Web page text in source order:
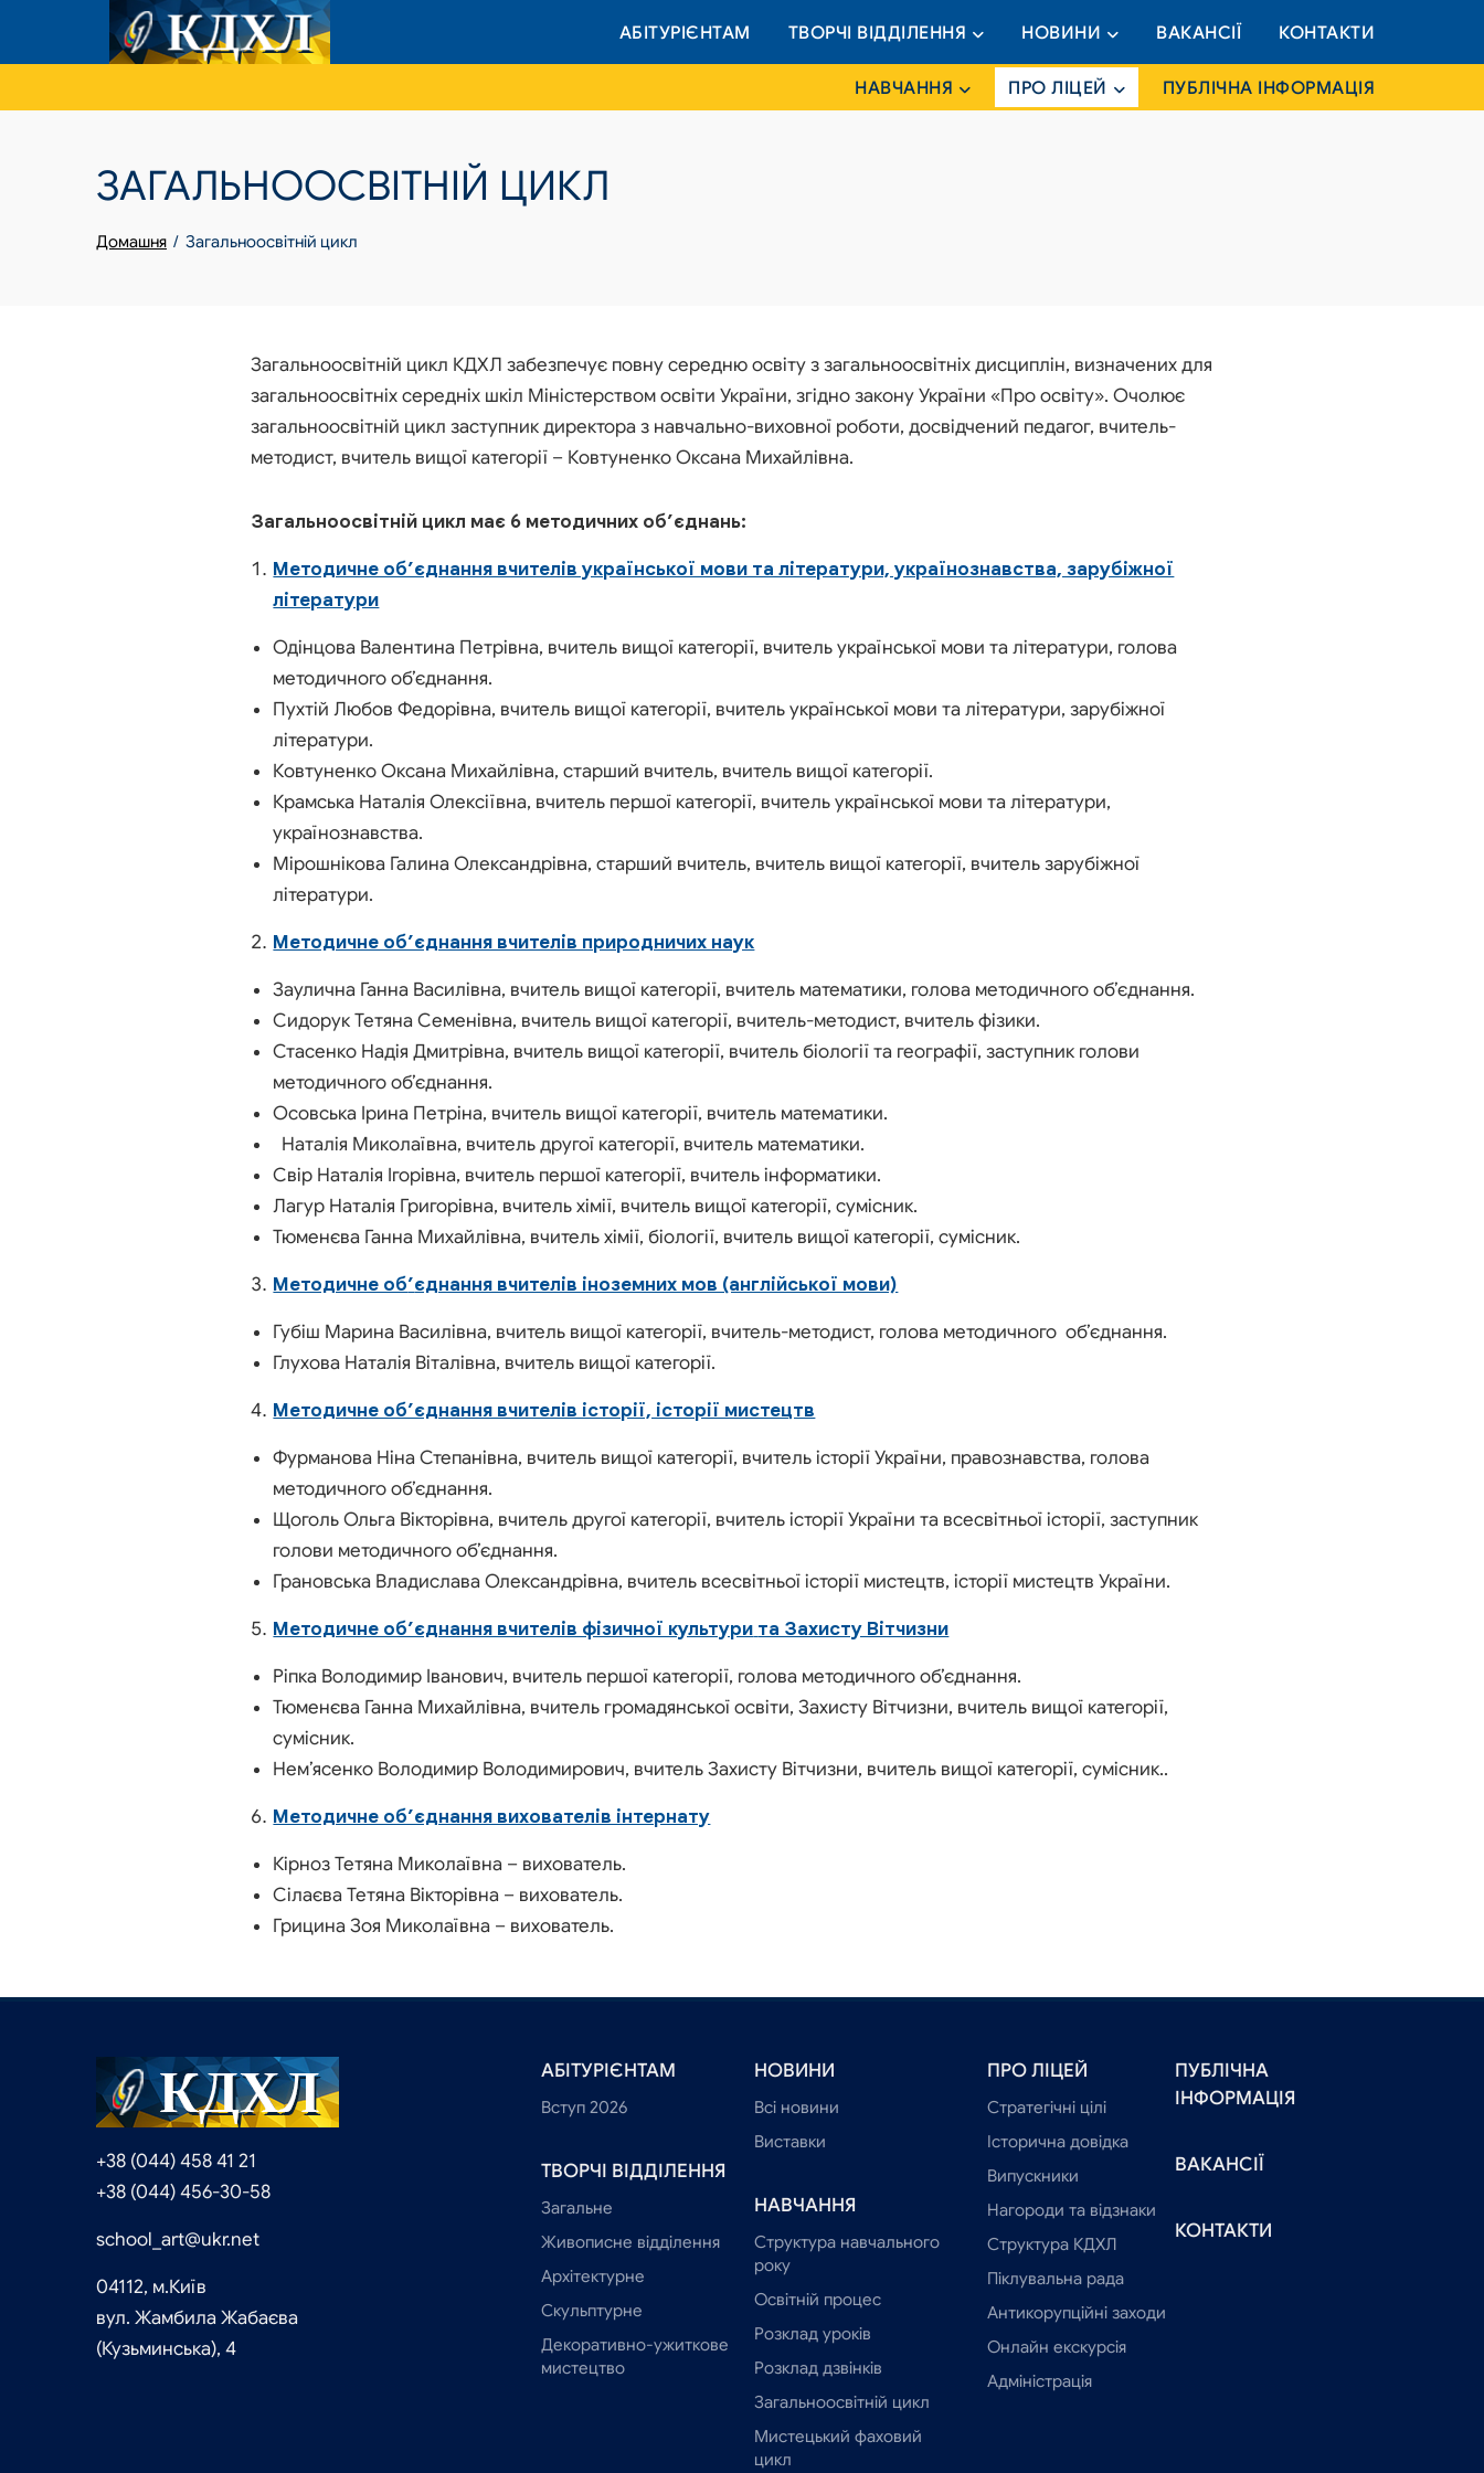
КОНТАКТИ
ВАКАНСІЇ
НОВИНИ
ТВОРЧІ ВІДДІЛЕННЯ
АБІТУРІЄНТАМ
ПУБЛІЧНА ІНФОРМАЦІЯ
ПРО ЛІЦЕЙ
НАВЧАННЯ
ЗАГАЛЬНООСВІТНІЙ ЦИКЛ
Домашня Загальноосвітній цикл
Загальноосвітній цикл КДХЛ забезпечує повну середню освіту з загальноосвітніх дисциплін, визначених для
загальноосвітніх середніх шкіл Міністерством освіти України, згідно закону України «Про освіту». Очолює
загальноосвітній цикл заступник директора з навчально-виховної роботи, досвідчений педагог, вчитель-
методист, вчитель вищої категорії – Ковтуненко Оксана Михайлівна.
Загальноосвітній цикл має 6 методичних об’єднань:
Методичне об’єднання вчителів української мови та літератури, українознавства, зарубіжної
літератури
Одінцова Валентина Петрівна, вчитель вищої категорії, вчитель української мови та літератури, голова
методичного об’єднання.
Пухтій Любов Федорівна, вчитель вищої категорії, вчитель української мови та літератури, зарубіжної
літератури.
Ковтуненко Оксана Михайлівна, старший вчитель, вчитель вищої категорії.
Крамська Наталія Олексіївна, вчитель першої категорії, вчитель української мови та літератури,
українознавства.
Мірошнікова Галина Олександрівна, старший вчитель, вчитель вищої категорії, вчитель зарубіжної
літератури.
Методичне об’єднання вчителів природничих наук
Заулична Ганна Василівна, вчитель вищої категорії, вчитель математики, голова методичного об’єднання.
Сидорук Тетяна Семенівна, вчитель вищої категорії, вчитель-методист, вчитель фізики.
Стасенко Надія Дмитрівна, вчитель вищої категорії, вчитель біології та географії, заступник голови
методичного об’єднання.
Осовська Ірина Петріна, вчитель вищої категорії, вчитель математики.
Наталія Миколаївна, вчитель другої категорії, вчитель математики.
Свір Наталія Ігорівна, вчитель першої категорії, вчитель інформатики.
Лагур Наталія Григорівна, вчитель хімії, вчитель вищої категорії, сумісник.
Тюменєва Ганна Михайлівна, вчитель хімії, біології, вчитель вищої категорії, сумісник.
Методичне об’єднання вчителів іноземних мов (англійської мови)
Губіш Марина Василівна, вчитель вищої категорії, вчитель-методист, голова методичного об’єднання.
Глухова Наталія Віталівна, вчитель вищої категорії.
Методичне об’єднання вчителів історії, історії мистецтв
Фурманова Ніна Степанівна, вчитель вищої категорії, вчитель історії України, правознавства, голова
методичного об’єднання.
Щоголь Ольга Вікторівна, вчитель другої категорії, вчитель історії України та всесвітньої історії, заступник
голови методичного об’єднання.
Грановська Владислава Олександрівна, вчитель всесвітньої історії мистецтв, історії мистецтв України.
Методичне об’єднання вчителів фізичної культури та Захисту Вітчизни
Ріпка Володимир Іванович, вчитель першої категорії, голова методичного об’єднання.
Тюменєва Ганна Михайлівна, вчитель громадянської освіти, Захисту Вітчизни, вчитель вищої категорії,
сумісник.
Нем’ясенко Володимир Володимирович, вчитель Захисту Вітчизни, вчитель вищої категорії, сумісник..
Методичне об’єднання вихователів інтернату
Кірноз Тетяна Миколаївна – вихователь.
Сілаєва Тетяна Вікторівна – вихователь.
Грицина Зоя Миколаївна – вихователь.
+38 (044) 458 41 21
+38 (044) 456-30-58
school_art@ukr.net
04112, м.Київ
вул. Жамбила Жабаєва
(Кузьминська), 4
АБІТУРІЄНТАМ
Вступ 2026
ТВОРЧІ ВІДДІЛЕННЯ
Загальне
Живописне відділення
Архітектурне
Скульптурне
Декоративно-ужиткове
мистецтво
НОВИНИ
Всі новини
Виставки
НАВЧАННЯ
Структура навчального
року
Освітній процес
Розклад уроків
Розклад дзвінків
Загальноосвітній цикл
Мистецький фаховий
цикл
ПРО ЛІЦЕЙ
Стратегічні цілі
Історична довідка
Випускники
Нагороди та відзнаки
Структура КДХЛ
Піклувальна рада
Антикорупційні заходи
Онлайн екскурсія
Адміністрація
ПУБЛІЧНА
ІНФОРМАЦІЯ
ВАКАНСІЇ
КОНТАКТИ